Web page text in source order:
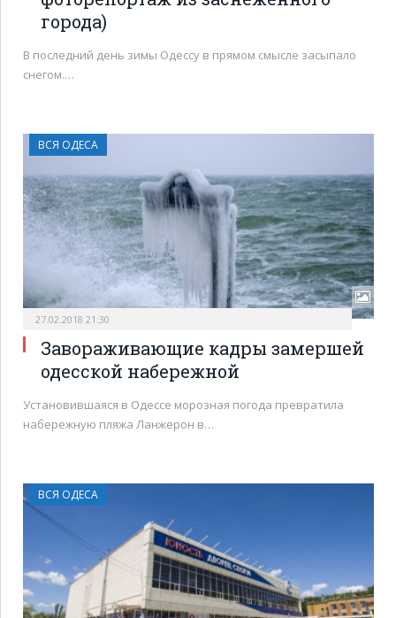
города)
В последний день зимы Одессу в прямом смысле засыпало
снегом.…
ВСЯ ОДЕСА
27.02.2018 21:30
Завораживающие кадры замершей
одесской набережной
Установившаяся в Одессе морозная погода превратила
набережную пляжа Ланжерон в…
ВСЯ ОДЕСА